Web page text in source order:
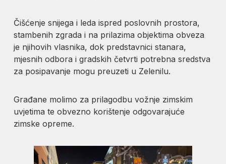
Čišćenje snijega i leda ispred poslovnih prostora,
stambenih zgrada i na prilazima objektima obveza
je njihovih vlasnika, dok predstavnici stanara,
mjesnih odbora i gradskih četvrti potrebna sredstva
za posipavanje mogu preuzeti u Zelenilu.
Građane molimo za prilagodbu vožnje zimskim
uvjetima te obvezno korištenje odgovarajuće
zimske opreme.